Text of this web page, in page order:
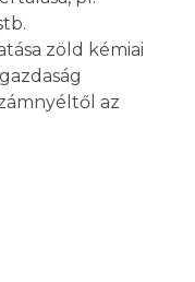
zöld kémiai
az